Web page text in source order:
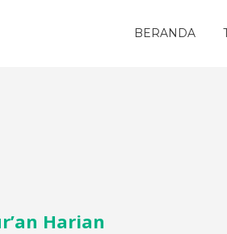
BERANDA
Harian